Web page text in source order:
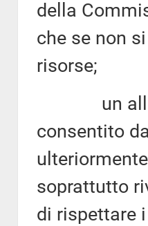
della
che se non
risorse;
un
consentito
soprattutto
di rispettare